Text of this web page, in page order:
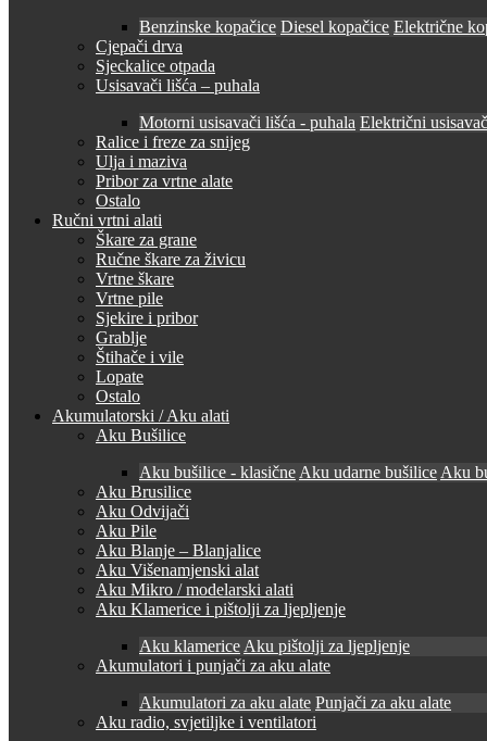
Benzinske kopačice Diesel kopačice Električne
Cjepači drva
Sjeckalice otpada
Usisavači lišća – puhala
Motorni usisavači lišća - puhala Električni
Ralice i freze za snijeg
Ulja i maziva
Pribor za vrtne alate
Ostalo
Ručni vrtni alati
Škare za grane
Ručne škare za živicu
Vrtne škare
Vrtne pile
Sjekire i pribor
Grablje
Štihače i vile
Lopate
Ostalo
Akumulatorski / Aku alati
Aku Bušilice
Aku bušilice - klasične Aku udarne bušilice Aku
Aku Brusilice
Aku Odvijači
Aku Pile
Aku Blanje – Blanjalice
Aku Višenamjenski alat
Aku Mikro / modelarski alati
Aku Klamerice i pištolji za ljepljenje
Aku klamerice Aku pištolji za ljepljenje
Akumulatori i punjači za aku alate
Akumulatori za aku alate Punjači za aku alate
Aku radio, svjetiljke i ventilatori